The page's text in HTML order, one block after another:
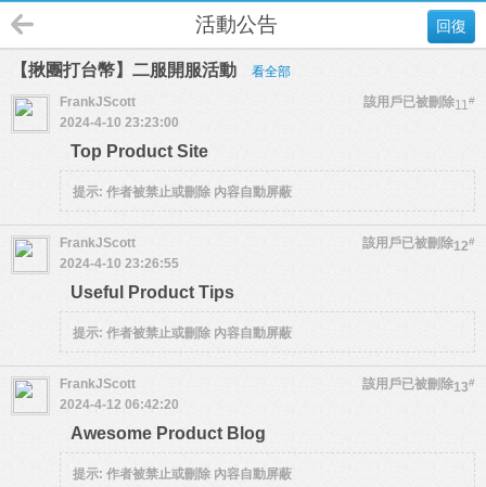
回復
活動公告
【揪團打台幣】二服開服活動 看全部
11#
FrankJScott
該用戶已被刪除
2024-4-10 23:23:00
Top Product Site
提示: 作者被禁止或刪除 內容自動屏蔽
12#
FrankJScott
該用戶已被刪除
2024-4-10 23:26:55
Useful Product Tips
提示: 作者被禁止或刪除 內容自動屏蔽
13#
FrankJScott
該用戶已被刪除
2024-4-12 06:42:20
Awesome Product Blog
提示: 作者被禁止或刪除 內容自動屏蔽